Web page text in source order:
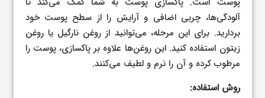
آلودگی‌ها، چربی اضافی و آرایش را از سطح پوست خود
بردارید. برای این مرحله، می‌توانید از روغن نارگیل یا روغن
زیتون استفاده کنید. این روغن‌ها علاوه بر پاکسازی، پوست را
مرطوب کرده و آن را نرم و لطیف می‌کنند.
روش استفاده: